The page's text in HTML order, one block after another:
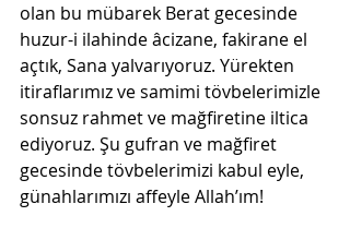
olan bu mübarek Berat gecesinde
huzur-i ilahinde âcizane, fakirane el
açtık, Sana yalvarıyoruz. Yürekten
itiraflarımız ve samimi tövbelerimizle
sonsuz rahmet ve mağfiretine iltica
ediyoruz. Şu gufran ve mağfiret
gecesinde tövbelerimizi kabul eyle,
günahlarımızı affeyle Allah’ım!